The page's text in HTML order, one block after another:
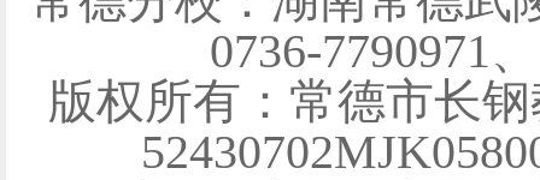
0736-7790971
版权所有：常德市长